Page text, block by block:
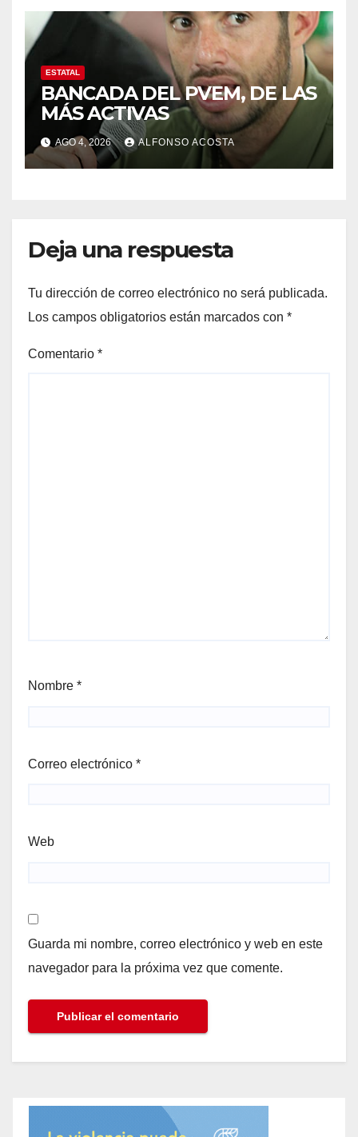
ESTATAL
BANCADA DEL PVEM, DE LAS
MÁS ACTIVAS
AGO 4, 2026 ALFONSO ACOSTA
Deja una respuesta
Tu dirección de correo electrónico no será publicada.
Los campos obligatorios están marcados con *
Comentario *
Nombre *
Correo electrónico *
Web
Guarda mi nombre, correo electrónico y web en este
navegador para la próxima vez que comente.